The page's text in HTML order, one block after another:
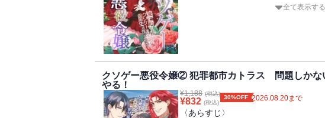
滅亡ルートしか存在しないトンデモ世
あれ？これってかなりやばくない？
嬢」が爆走する！
全て表示する
クソゲー悪役令嬢② 犯罪都市カトラス 問題しかな
やる！
¥1,188 (税込)
¥832 (税込)
30%OFF 2026.08.20まで
〈あらすじ〉